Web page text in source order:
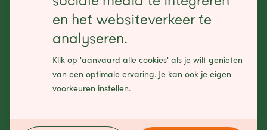
Schrijf je in voor onze nieuwsbrief
en het websiteverkeer te
analyseren.
Klik op 'aanvaard alle cookies' als je wilt genieten
van een optimale ervaring. Je kan ook je eigen
voorkeuren instellen.